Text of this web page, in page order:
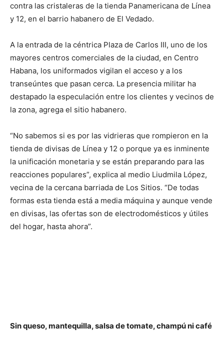
contra las cristaleras de la tienda Panamericana de Línea
y 12, en el barrio habanero de El Vedado.
A la entrada de la céntrica Plaza de Carlos III, uno de los
mayores centros comerciales de la ciudad, en Centro
Habana, los uniformados vigilan el acceso y a los
transeúntes que pasan cerca. La presencia militar ha
destapado la especulación entre los clientes y vecinos de
la zona, agrega el sitio habanero.
“No sabemos si es por las vidrieras que rompieron en la
tienda de divisas de Línea y 12 o porque ya es inminente
la unificación monetaria y se están preparando para las
reacciones populares”, explica al medio Liudmila López,
vecina de la cercana barriada de Los Sitios. “De todas
formas esta tienda está a media máquina y aunque vende
en divisas, las ofertas son de electrodomésticos y útiles
del hogar, hasta ahora”.
Sin queso, mantequilla, salsa de tomate, champú ni café